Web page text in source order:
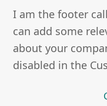
I am the footer
can add some
about your
disabled in the